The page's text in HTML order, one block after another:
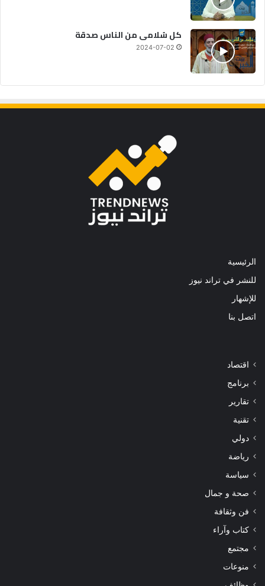
كل سُلامى من الناس صدقة
2024-07-02
الرئيسية
للنشر في تراند نيوز
للإشهار
اتصل بنا
اقتصاد
برنامج
تقارير
تقنية
دولي
رياضة
سياسة
صحة و جمال
فن وثقافة
كتاب وآراء
مجتمع
منوعات